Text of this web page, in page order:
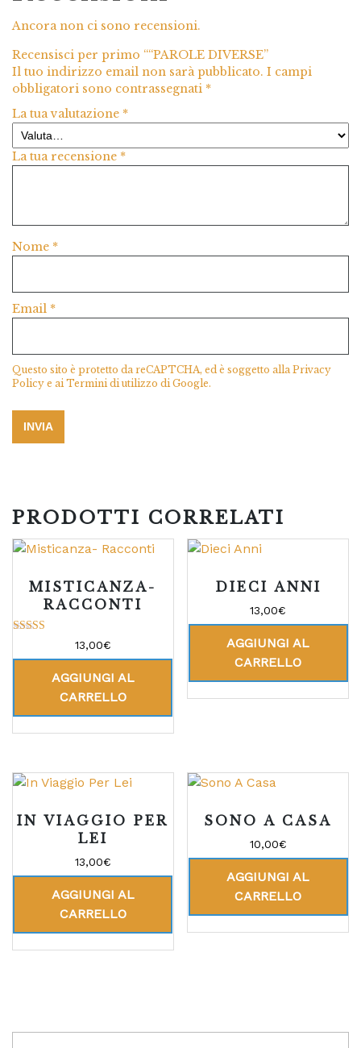
Ancora non ci sono recensioni.
Recensisci per primo ““PAROLE DIVERSE”
Il tuo indirizzo email non sarà pubblicato. I campi
obbligatori sono contrassegnati *
La tua valutazione *
La tua recensione *
Nome *
Email *
Questo sito è protetto da reCAPTCHA, ed è soggetto allaPrivacy
Policy e aiTermini di utilizzo di Google.
PRODOTTI CORRELATI
MISTICANZA-
RACCONTI
su 5
13,00€
AGGIUNGI AL
CARRELLO
DIECI ANNI
13,00€
AGGIUNGI AL
CARRELLO
IN VIAGGIO PER
LEI
13,00€
AGGIUNGI AL
CARRELLO
SONO A CASA
10,00€
AGGIUNGI AL
CARRELLO